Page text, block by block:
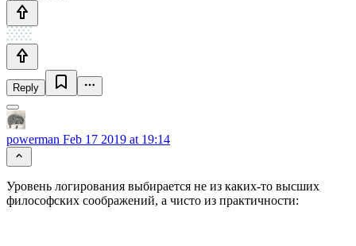
Reply
powerman Feb 17 2019 at 19:14
Уровень логирования выбирается не из каких-то высших
философских соображений, а чисто из практичности: